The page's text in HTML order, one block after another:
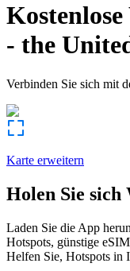
- the
Verbinden Sie sich mit
Karte erweitern
Holen Sie
Laden Sie die App
Hotspots, günstige
Helfen Sie, Hotspots in